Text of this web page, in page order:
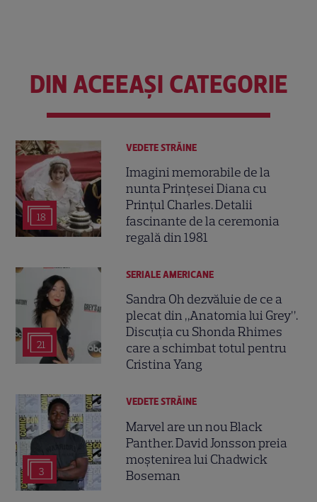
DIN ACEEAȘI CATEGORIE
18
VEDETE STRĂINE
Imagini memorabile de la
nunta Prințesei Diana cu
Prințul Charles. Detalii
fascinante de la ceremonia
regală din 1981
21
SERIALE AMERICANE
Sandra Oh dezvăluie de ce a
plecat din „Anatomia lui Grey”.
Discuția cu Shonda Rhimes
care a schimbat totul pentru
Cristina Yang
3
VEDETE STRĂINE
Marvel are un nou Black
Panther. David Jonsson preia
moștenirea lui Chadwick
Boseman